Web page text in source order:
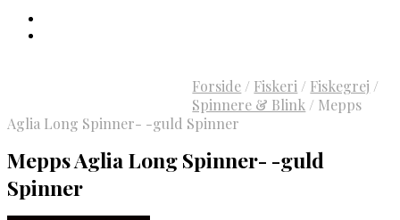
Forside / Fiskeri / Fiskegrej /
Spinnere & Blink / Mepps
Aglia Long Spinner- -guld Spinner
Mepps Aglia Long Spinner- -guld
Spinner